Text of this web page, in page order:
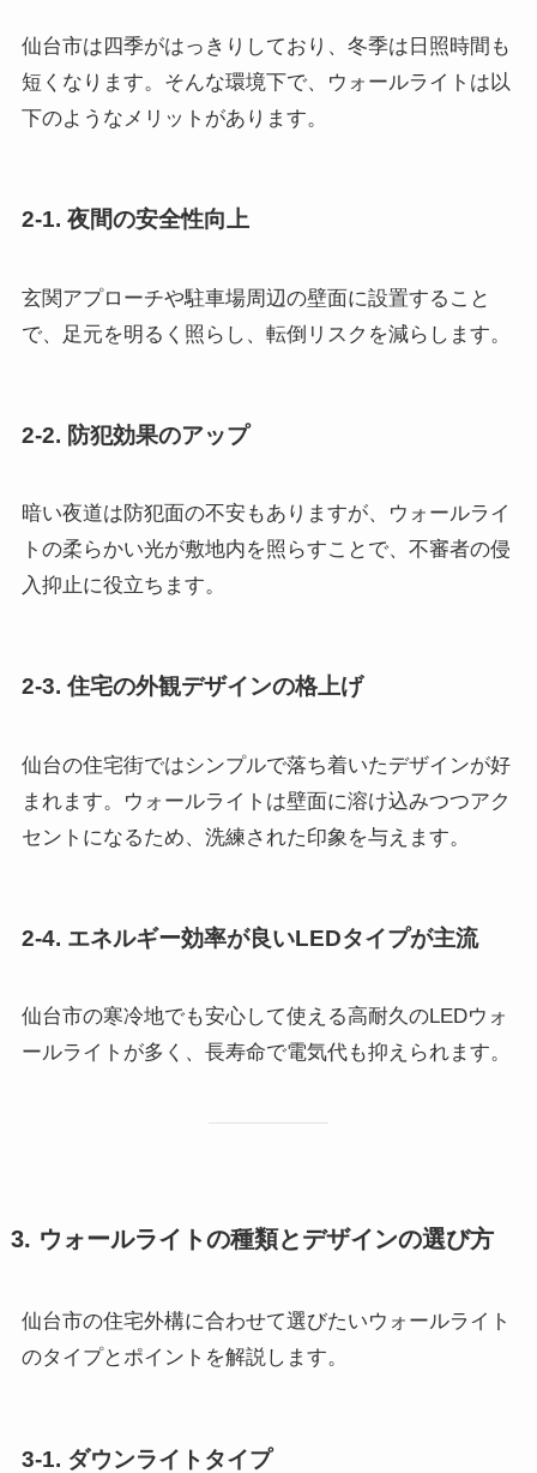
仙台市は四季がはっきりしており、冬季は日照時間も
短くなります。そんな環境下で、ウォールライトは以
下のようなメリットがあります。
2-1. 夜間の安全性向上
玄関アプローチや駐車場周辺の壁面に設置すること
で、足元を明るく照らし、転倒リスクを減らします。
2-2. 防犯効果のアップ
暗い夜道は防犯面の不安もありますが、ウォールライ
トの柔らかい光が敷地内を照らすことで、不審者の侵
入抑止に役立ちます。
2-3. 住宅の外観デザインの格上げ
仙台の住宅街ではシンプルで落ち着いたデザインが好
まれます。ウォールライトは壁面に溶け込みつつアク
セントになるため、洗練された印象を与えます。
2-4. エネルギー効率が良いLEDタイプが主流
仙台市の寒冷地でも安心して使える高耐久のLEDウォ
ールライトが多く、長寿命で電気代も抑えられます。
3. ウォールライトの種類とデザインの選び方
仙台市の住宅外構に合わせて選びたいウォールライト
のタイプとポイントを解説します。
3-1. ダウンライトタイプ